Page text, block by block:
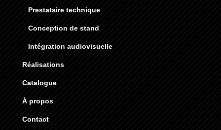
Prestataire technique
Conception de stand
Intégration audiovisuelle
Réalisations
Catalogue
À propos
Contact